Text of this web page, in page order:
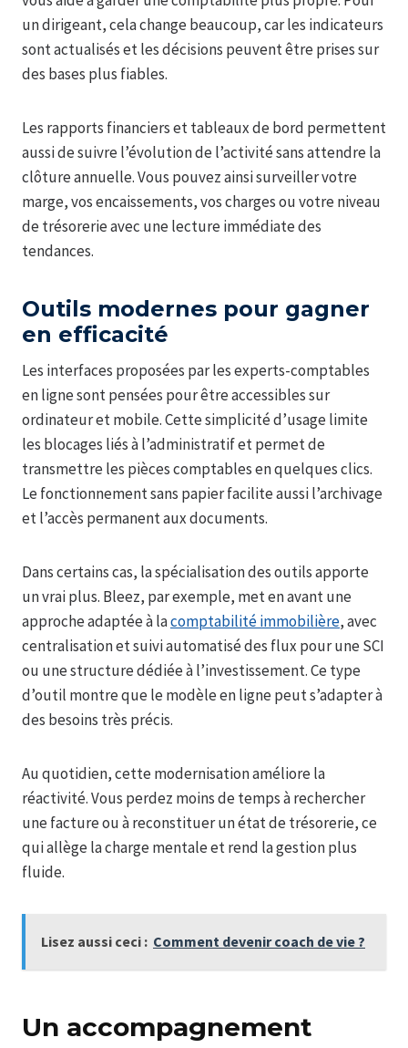
un dirigeant, cela change beaucoup, car les indicateurs
sont actualisés et les décisions peuvent être prises sur
des bases plus fiables.
Les rapports financiers et tableaux de bord permettent
aussi de suivre l’évolution de l’activité sans attendre la
clôture annuelle. Vous pouvez ainsi surveiller votre
marge, vos encaissements, vos charges ou votre niveau
de trésorerie avec une lecture immédiate des
tendances.
Outils modernes pour gagner
en efficacité
Les interfaces proposées par les experts-comptables
en ligne sont pensées pour être accessibles sur
ordinateur et mobile. Cette simplicité d’usage limite
les blocages liés à l’administratif et permet de
transmettre les pièces comptables en quelques clics.
Le fonctionnement sans papier facilite aussi l’archivage
et l’accès permanent aux documents.
Dans certains cas, la spécialisation des outils apporte
un vrai plus. Bleez, par exemple, met en avant une
approche adaptée à lacomptabilité immobilière, avec
centralisation et suivi automatisé des flux pour une SCI
ou une structure dédiée à l’investissement. Ce type
d’outil montre que le modèle en ligne peut s’adapter à
des besoins très précis.
Au quotidien, cette modernisation améliore la
réactivité. Vous perdez moins de temps à rechercher
une facture ou à reconstituer un état de trésorerie, ce
qui allège la charge mentale et rend la gestion plus
fluide.
Lisez aussi ceci : Comment devenir coach de vie ?
Un accompagnement